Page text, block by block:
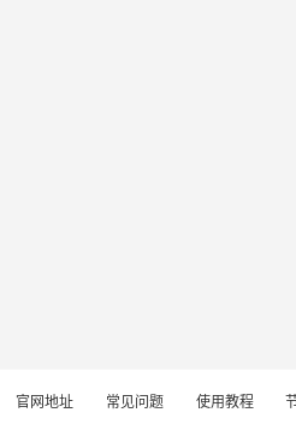
官网地址 常见问题 使用教程